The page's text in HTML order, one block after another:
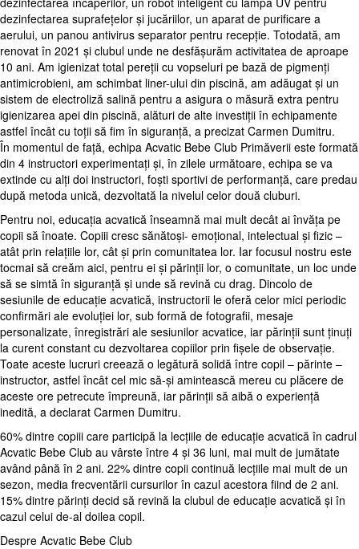
dezinfectarea suprafețelor și jucăriilor, un aparat de purificare a
aerului, un panou antivirus separator pentru recepție. Totodată, am
renovat în 2021 și clubul unde ne desfășurăm activitatea de aproape
10 ani. Am igienizat total pereții cu vopseluri pe bază de pigmenți
antimicrobieni, am schimbat liner-ului din piscină, am adăugat și un
sistem de electroliză salină pentru a asigura o măsură extra pentru
igienizarea apei din piscină, alături de alte investiții în echipamente
astfel încât cu toții să fim în siguranță, a precizat Carmen Dumitru.
În momentul de față, echipa Acvatic Bebe Club Primăverii este formată
din 4 instructori experimentați și, în zilele următoare, echipa se va
extinde cu alți doi instructori, foști sportivi de performanță, care predau
după metoda unică, dezvoltată la nivelul celor două cluburi.
Pentru noi, educația acvatică înseamnă mai mult decât ai învăța pe
copii să înoate. Copiii cresc sănătoși- emoțional, intelectual și fizic –
atât prin relațiile lor, cât și prin comunitatea lor. Iar focusul nostru este
tocmai să creăm aici, pentru ei și părinții lor, o comunitate, un loc unde
să se simtă în siguranță și unde să revină cu drag. Dincolo de
sesiunile de educație acvatică, instructorii le oferă celor mici periodic
confirmări ale evoluției lor, sub formă de fotografii, mesaje
personalizate, înregistrări ale sesiunilor acvatice, iar părinții sunt ținuți
la curent constant cu dezvoltarea copiilor prin fișele de observație.
Toate aceste lucruri creează o legătură solidă între copil – părinte –
instructor, astfel încât cel mic să-și amintească mereu cu plăcere de
aceste ore petrecute împreună, iar părinții să aibă o experiență
inedită, a declarat Carmen Dumitru.
60% dintre copiii care participă la lecțiile de educație acvatică în cadrul
Acvatic Bebe Club au vârste între 4 și 36 luni, mai mult de jumătate
având până în 2 ani. 22% dintre copii continuă lecțiile mai mult de un
sezon, media frecventării cursurilor în cazul acestora fiind de 2 ani.
15% dintre părinți decid să revină la clubul de educație acvatică și în
cazul celui de-al doilea copil.
Despre Acvatic Bebe Club